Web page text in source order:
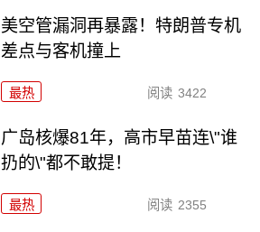
美空管漏洞再暴露！特朗普专机
差点与客机撞上
最热 阅读 3422
广岛核爆81年，高市早苗连\"谁
扔的\"都不敢提！
最热 阅读 2355